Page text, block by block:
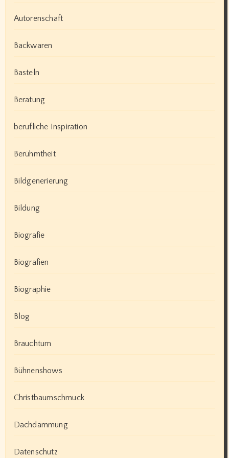
Autorenschaft
Backwaren
Basteln
Beratung
berufliche Inspiration
Berühmtheit
Bildgenerierung
Bildung
Biografie
Biografien
Biographie
Blog
Brauchtum
Bühnenshows
Christbaumschmuck
Dachdämmung
Datenschutz